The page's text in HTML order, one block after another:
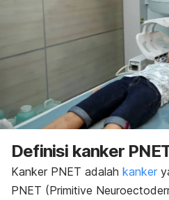
Definisi kanker
Kanker PNET adalah kanker
PNET (Primitive